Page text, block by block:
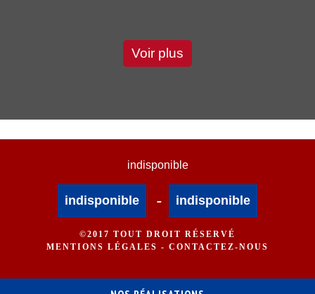
Voir plus
indisponible
indisponible - indisponible
©2017 TOUT DROIT RÉSERVÉ
MENTIONS LÉGALES - CONTACTEZ-NOUS